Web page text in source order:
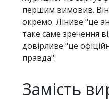
першим вимовив. Він
окремо. Ліниве "це
таке саме зречення
довірливе "це
правда".
Замість